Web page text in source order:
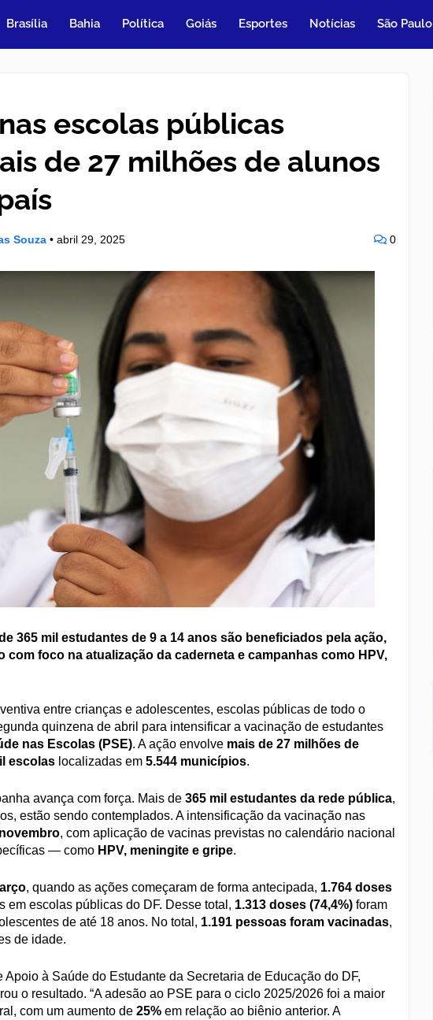
Brasília Bahia Política Goiás Esportes Notícias São Paulo
escolas públicas
de 27 milhões de alunos
Souza • abril 29, 2025 0
365 mil estudantes de 9 a 14 anos são beneficiados pela ação,
com foco na atualização da caderneta e campanhas como HPV,
entre crianças e adolescentes, escolas públicas de todo o
quinzena de abril para intensificar a vacinação de estudantes
nas Escolas (PSE). A ação envolve mais de 27 milhões de
escolas localizadas em 5.544 municípios.
avança com força. Mais de 365 mil estudantes da rede pública,
estão sendo contemplados. A intensificação da vacinação nas
novembro, com aplicação de vacinas previstas no calendário nacional
— como HPV, meningite e gripe.
, quando as ações começaram de forma antecipada, 1.764 doses
em escolas públicas do DF. Desse total, 1.313 doses (74,4%) foram
de até 18 anos. No total, 1.191 pessoas foram vacinadas,
de idade.
Apoio à Saúde do Estudante da Secretaria de Educação do DF,
o resultado. “A adesão ao PSE para o ciclo 2025/2026 foi a maior
com um aumento de 25% em relação ao biênio anterior. A